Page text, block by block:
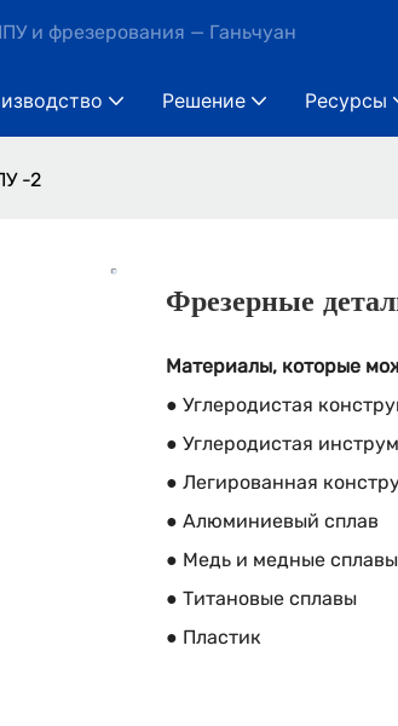
и фрезерования — Ганьчуан
Решение Ресурсы
-2
Фрезерные
Материалы, которые
● Углеродистая
● Углеродистая
● Легированная
● Алюминиевый сплав
● Медь и медные сплавы
● Титановые сплавы
● Пластик